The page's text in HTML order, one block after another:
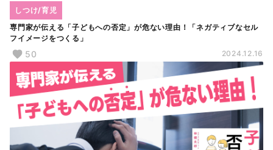
専門家が伝える「子どもへの否定」が危ない理由！「ネガティブなセル
フイメージをつくる」
しつけ/育児
50 2024.12.16